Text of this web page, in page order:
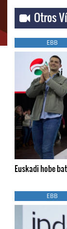
Otros
EBB
Euskadi hobe
EBB